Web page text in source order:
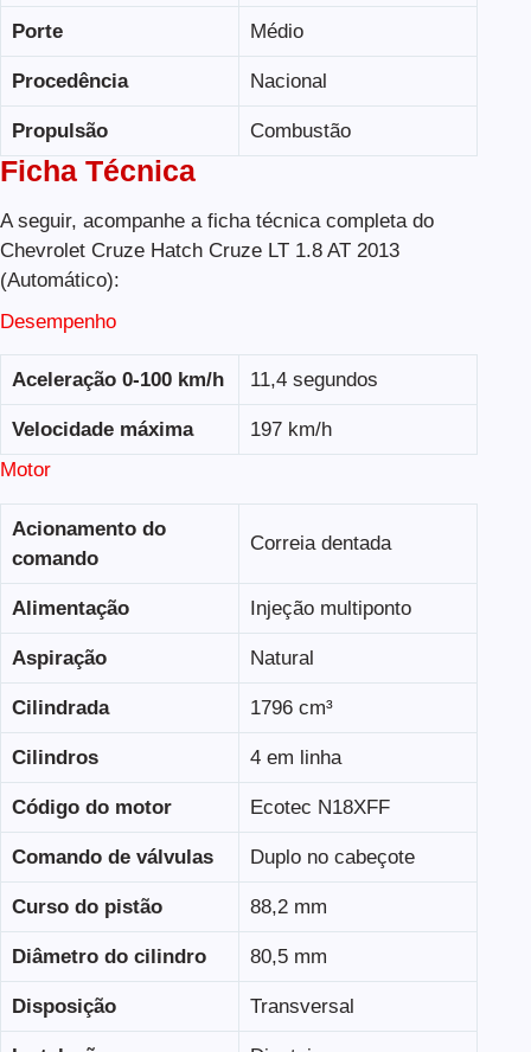
Porte Médio
Procedência Nacional
Propulsão Combustão
Ficha Técnica
A seguir, acompanhe a ficha técnica completa do
Chevrolet Cruze Hatch Cruze LT 1.8 AT 2013
(Automático):
Desempenho
Aceleração 0-100 km/h 11,4 segundos
Velocidade máxima
197 km/h
Motor
Acionamento do
comando
Correia dentada
Alimentação Injeção multiponto
Aspiração Natural
Cilindrada 1796 cm³
Cilindros 4 em linha
Código do motor Ecotec N18XFF
Comando de válvulas Duplo no cabeçote
Curso do pistão 88,2 mm
Diâmetro do cilindro 80,5 mm
Disposição Transversal